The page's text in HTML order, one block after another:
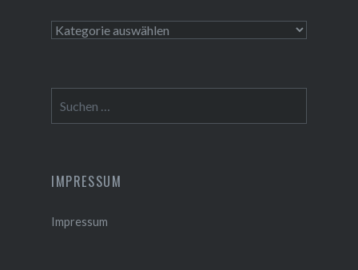
Themen
nach:
IMPRESSUM
Impressum